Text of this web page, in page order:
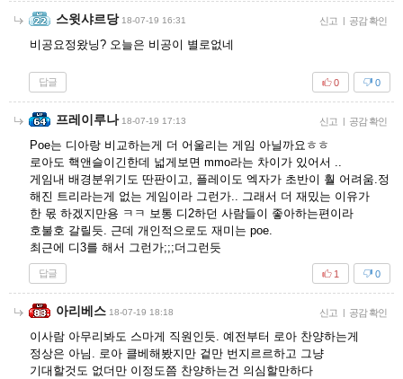
스윗샤르당 18-07-19 16:31 신고 | 공감 확인
비공요정왔닝? 오늘은 비공이 별로없네
답글 0
0
프레이루나 18-07-19 17:13 신고 | 공감 확인
Poe는 디아랑 비교하는게 더 어울리는 게임 아닐까요ㅎㅎ
로아도 핵앤슬이긴한데 넓게보면 mmo라는 차이가 있어서 ..
게임내 배경분위기도 딴판이고, 플레이도 엑자가 초반이 훨 어려움.정
해진 트리라는게 없는 게임이라 그런가.. 그래서 더 재밌는 이유가
한 몫 하겠지만용 ㅋㅋ 보통 디2하던 사람들이 좋아하는편이라
호불호 갈릴듯. 근데 개인적으로도 재미는 poe.
최근에 디3를 해서 그런가;;;더그런듯
답글 0
1
아리베스 18-07-19 18:18 신고 | 공감 확인
이사람 아무리봐도 스마게 직원인듯. 예전부터 로아 찬양하는게
정상은 아님. 로아 클베해봤지만 겉만 번지르르하고 그냥
기대할것도 없더만 이정도쯤 찬양하는건 의심할만하다